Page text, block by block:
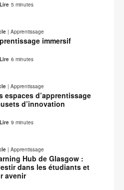
Lire 5 minutes
| Apprentissage
immersif
Lire 6 minutes
| Apprentissage
espaces d’apprentissage
d’innovation
Lire 9 minutes
| Apprentissage
Hub de Glasgow :
dans les étudiants et
avenir